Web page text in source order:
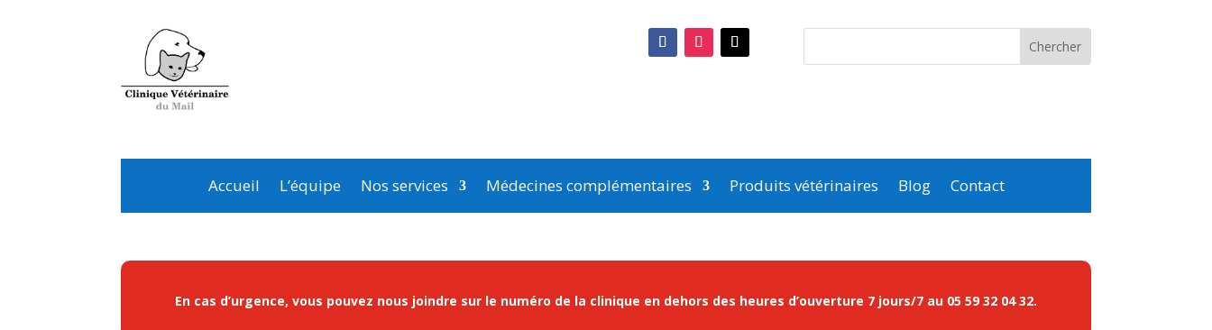
Accueil L’équipe Nos services Médecines complémentaires Produits vétérinaires Blog Contact
En cas d’urgence, vous pouvez nous joindre sur le numéro de la clinique en dehors des heures d’ouverture 7 jours/7 au 05 59 32 04 32.